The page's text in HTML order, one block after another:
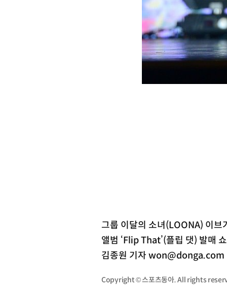
그룹 이달의 소녀(LOONA) 이브
앨범 ‘Flip That’(플립 댓) 발매
김종원 기자 won@donga.com
Copyright © 스포츠동아. All rights